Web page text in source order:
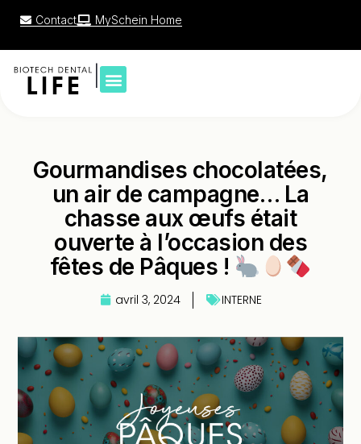
Contact MySchein Home
|
Gourmandises chocolatées,
un air de campagne… La
chasse aux œufs était
ouverte à l’occasion des
fêtes de Pâques !
avril 3, 2024 INTERNE